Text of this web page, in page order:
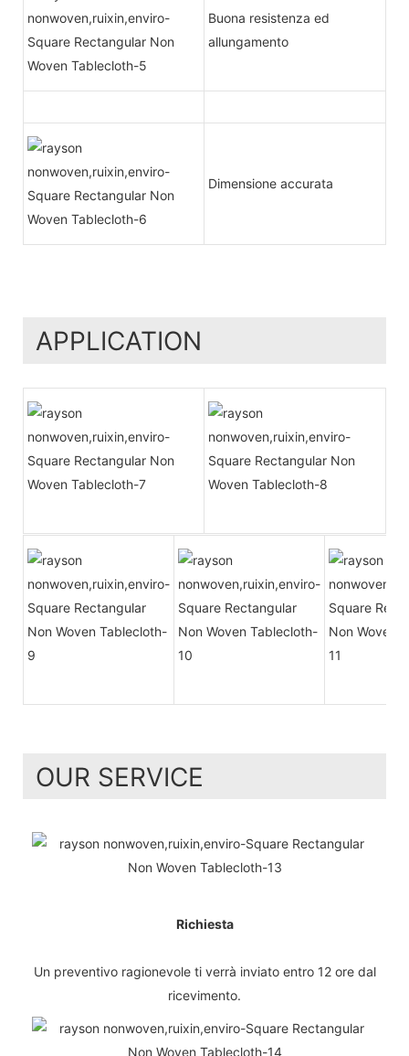
Buona resistenza ed
allungamento
Dimensione accurata
APPLICATION
OUR SERVICE
Richiesta
Un preventivo ragionevole ti verrà inviato entro 12 ore dal
ricevimento.